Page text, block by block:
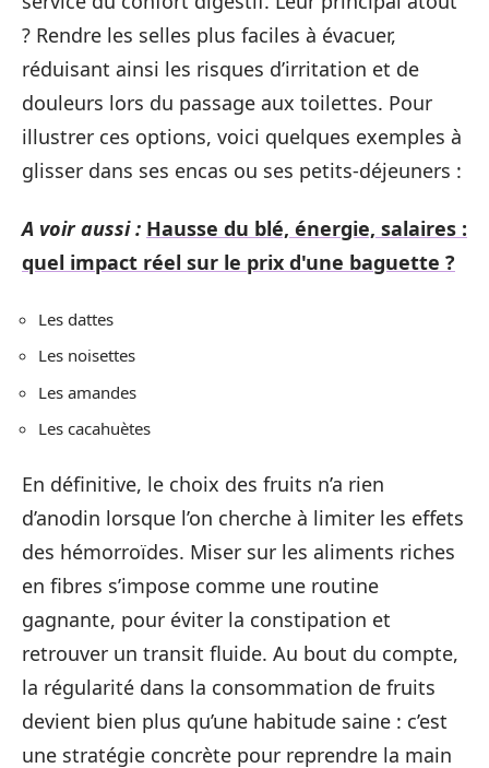
? Rendre les selles plus faciles à évacuer,
réduisant ainsi les risques d’irritation et de
douleurs lors du passage aux toilettes. Pour
illustrer ces options, voici quelques exemples à
glisser dans ses encas ou ses petits-déjeuners :
A voir aussi : Hausse du blé, énergie, salaires :
quel impact réel sur le prix d'une baguette ?
Les dattes
Les noisettes
Les amandes
Les cacahuètes
En définitive, le choix des fruits n’a rien
d’anodin lorsque l’on cherche à limiter les effets
des hémorroïdes. Miser sur les aliments riches
en fibres s’impose comme une routine
gagnante, pour éviter la constipation et
retrouver un transit fluide. Au bout du compte,
la régularité dans la consommation de fruits
devient bien plus qu’une habitude saine : c’est
une stratégie concrète pour reprendre la main